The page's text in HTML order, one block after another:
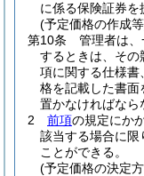
に係る保険証券を
(予定価格の作成
第10条
管理者は
するときは、その
項に関する仕様書
格を記載した書面
置かなければなら
2
前項の規定にか
該当する場合に限
ことができる。
(予定価格の決定